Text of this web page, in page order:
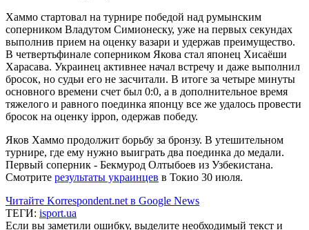
Хаммо стартовал на турнире победой над румынским
соперником Владутом Симионеску, уже на первых секундах
выполнив прием на оценку вазари и удержав преимущество.
В четвертьфинале соперником Якова стал японец Хисаёши
Харасава. Украинец активнее начал встречу и даже выполнил
бросок, но судьи его не засчитали. В итоге за четыре минуты
основного времени счет был 0:0, а в дополнительное время
тяжелого и равного поединка японцу все же удалось провести
бросок на оценку ippon, одержав победу.
Яков Хаммо продолжит борьбу за бронзу. В утешительном
турнире, где ему нужно выиграть два поединка до медали.
Первый соперник - Бекмурод Олтыбоев из Узбекистана.
Смотрите результаты украинцев в Токио 30 июля.
Читайте Korrespondent.net в Google News
ТЕГИ: isport.ua
Если вы заметили ошибку, выделите необходимый текст и